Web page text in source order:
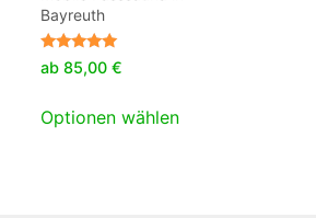
Bayreuth
Bewertet
mit
ab85,00€
Optionen wählen